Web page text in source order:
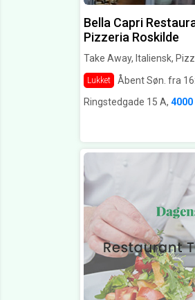
Bella Capri
Pizzeria Roskilde
Take Away, Italiensk,
Lukket Åbent Søn. fra
Ringstedgade 15 A,